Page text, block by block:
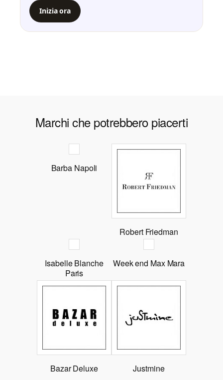
Inizia ora
Marchi che potrebbero piacerti
Barba Napoli
Robert Friedman
Isabelle Blanche
Paris
Week end Max Mara
Bazar Deluxe Justmine